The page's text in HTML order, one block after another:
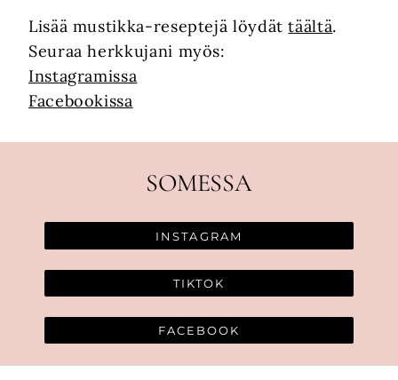
Lisää mustikka-reseptejä löydättäältä.
Seuraa herkkujani myös:
Instagramissa
Facebookissa
SOMESSA
INSTAGRAM
TIKTOK
FACEBOOK